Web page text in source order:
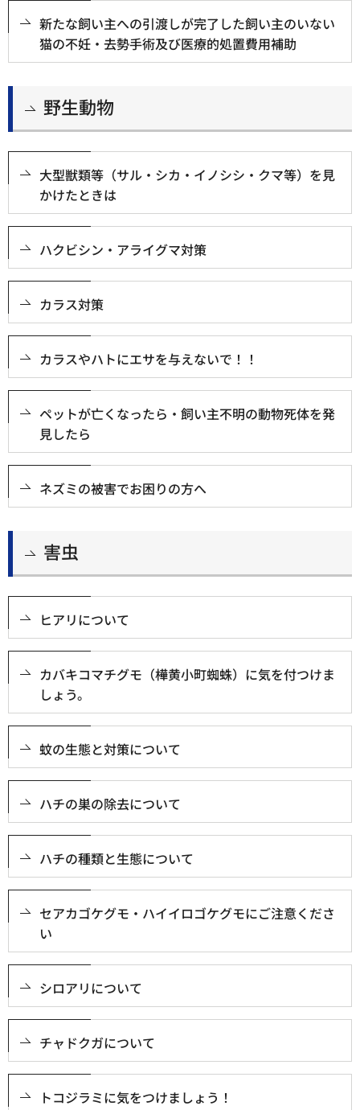
新たな飼い主への引渡しが完了した飼い主のいない
猫の不妊・去勢手術及び医療的処置費用補助
野生動物
大型獣類等（サル・シカ・イノシシ・クマ等）を見
かけたときは
ハクビシン・アライグマ対策
カラス対策
カラスやハトにエサを与えないで！！
ペットが亡くなったら・飼い主不明の動物死体を発
見したら
ネズミの被害でお困りの方へ
害虫
ヒアリについて
カバキコマチグモ（樺黄小町蜘蛛）に気を付つけま
しょう。
蚊の生態と対策について
ハチの巣の除去について
ハチの種類と生態について
セアカゴケグモ・ハイイロゴケグモにご注意くださ
い
シロアリについて
チャドクガについて
トコジラミに気をつけましょう！